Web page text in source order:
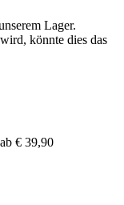
Lager.
könnte dies das
ab € 39,90